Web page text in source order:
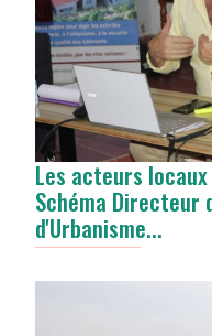
Les acteurs
Schéma Directeur
d'Urbanisme...